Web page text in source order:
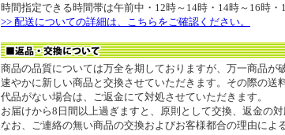
時間指定できる時間帯は午前中・12時～14時・14時～16時・
>> 配送についての詳細は、こちらをご確認ください。
商品の品質については万全を期しておりますが、万一商品が
速やかに新しい商品と交換させていただきます。その際の送
代品がない場合は、ご返金にて対処させていただきます。
お届けから8日間以上過ぎますと、原則として交換、返金の
なお、ご連絡の無い商品の交換およびお客様都合の理由によ